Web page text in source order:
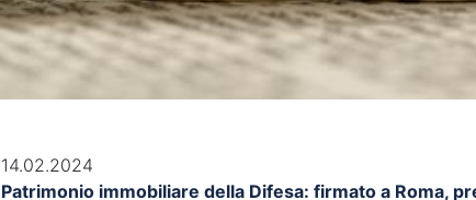
14.02.2024
Patrimonio immobiliare della Difesa: firmato a Roma,